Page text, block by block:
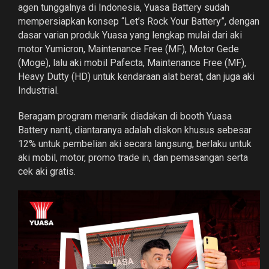
agen tunggalnya di Indonesia, Yuasa Battery sudah
mempersiapkan konsep “Let’s Rock Your Battery”, dengan
dasar varian produk Yuasa yang lengkap mulai dari aki
motor Yumicron, Maintenance Free (MF), Motor Gede
(Moge), lalu aki mobil Pafecta, Maintenance Free (MF),
Heavy Dutty (HD) untuk kendaraan alat berat, dan juga aki
Industrial.
Beragam program menarik diadakan di booth Yuasa
Battery nanti, diantaranya adalah diskon khusus sebesar
12% untuk pembelian aki secara langsung, berlaku untuk
aki mobil, motor, promo trade in, dan pemasangan serta
cek aki gratis.